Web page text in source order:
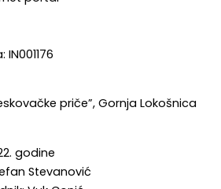
priče”, Gornja Lokošnica
godine
Stevanović